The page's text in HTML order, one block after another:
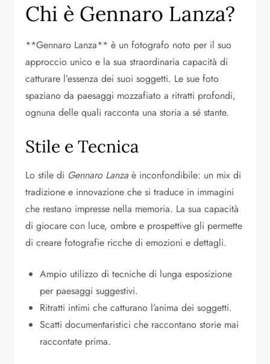
Chi è Gennaro Lanza?
**Gennaro Lanza** è un fotografo noto per il suo
approccio unico e la sua straordinaria capacità di
catturare l’essenza dei suoi soggetti. Le sue foto
spaziano da paesaggi mozzafiato a ritratti profondi,
ognuna delle quali racconta una storia a sé stante.
Stile e Tecnica
Lo stile di Gennaro Lanza è inconfondibile: un mix di
tradizione e innovazione che si traduce in immagini
che restano impresse nella memoria. La sua capacità
di giocare con luce, ombre e prospettive gli permette
di creare fotografie ricche di emozioni e dettagli.
Ampio utilizzo di tecniche di lunga esposizione
per paesaggi suggestivi.
Ritratti intimi che catturano l’anima dei soggetti.
Scatti documentaristici che raccontano storie mai
raccontate prima.